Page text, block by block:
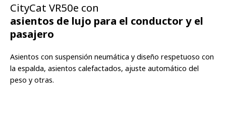
CityCat VR50e con
asientos de lujo para el conductor y el
pasajero
Asientos con suspensión neumática y diseño respetuoso con
la espalda, asientos calefactados, ajuste automático del
peso y otras.